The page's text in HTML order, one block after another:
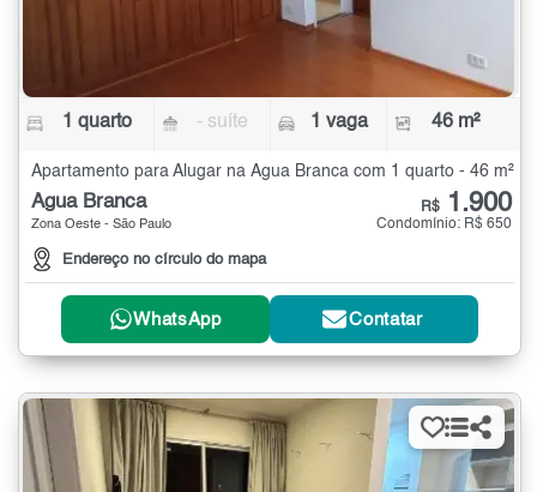
1 quarto - suíte 1 vaga 46 m²
Apartamento para Alugar na Água Branca com 1 quarto - 46 m²
Água Branca
Zona Oeste - São Paulo
Endereço no círculo do mapa
R$ 1.900
Condomínio: R$ 650
WhatsApp Contatar